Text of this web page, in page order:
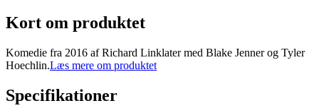
Kort om produktet
Komedie fra 2016 af Richard Linklater med Blake Jenner og Tyler
Hoechlin.Læs mere om produktet
Specifikationer